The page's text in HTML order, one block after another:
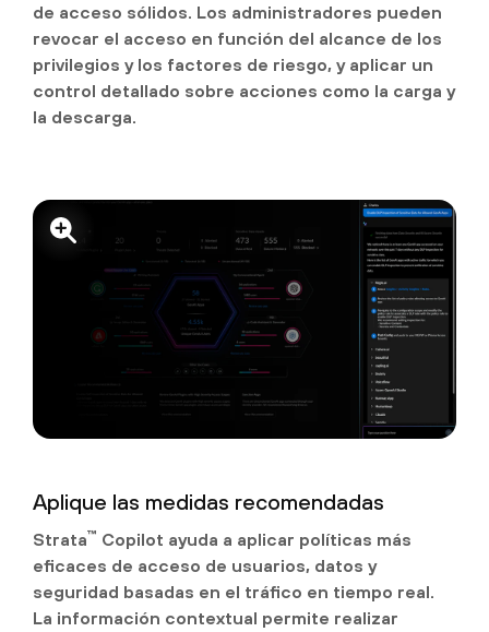
de acceso sólidos. Los administradores pueden
revocar el acceso en función del alcance de los
privilegios y los factores de riesgo, y aplicar un
control detallado sobre acciones como la carga y
la descarga.
Aplique las medidas recomendadas
Strata™ Copilot ayuda a aplicar políticas más
eficaces de acceso de usuarios, datos y
seguridad basadas en el tráfico en tiempo real.
La información contextual permite realizar